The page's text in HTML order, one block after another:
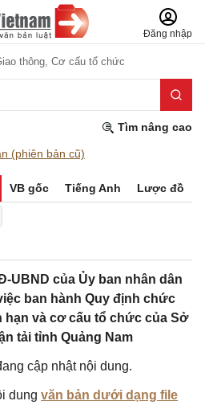
Đăng nhập
thông, Cơ cấu tổ chức
Tìm nâng cao
(phiên bản cũ)
VB gốc Tiếng Anh Lược đồ
UBND của Ủy ban nhân dân
ban hành Quy định chức
hạn và cơ cấu tổ chức của Sở
tải tỉnh Quảng Nam
cập nhật nội dung.
dung văn bản dưới dạng file